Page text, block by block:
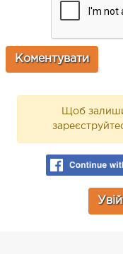
Щоб